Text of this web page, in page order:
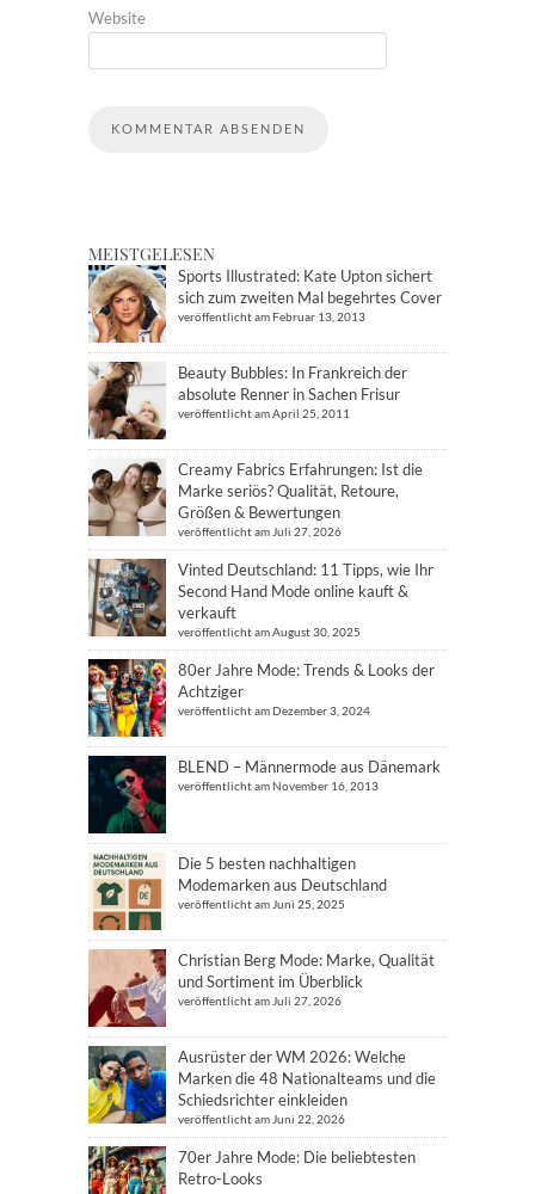
Website
MEISTGELESEN
Sports Illustrated: Kate Upton sichert
sich zum zweiten Mal begehrtes Cover
veröffentlicht am Februar 13, 2013
Beauty Bubbles: In Frankreich der
absolute Renner in Sachen Frisur
veröffentlicht am April 25, 2011
Creamy Fabrics Erfahrungen: Ist die
Marke seriös? Qualität, Retoure,
Größen & Bewertungen
veröffentlicht am Juli 27, 2026
Vinted Deutschland: 11 Tipps, wie Ihr
Second Hand Mode online kauft &
verkauft
veröffentlicht am August 30, 2025
80er Jahre Mode: Trends & Looks der
Achtziger
veröffentlicht am Dezember 3, 2024
BLEND – Männermode aus Dänemark
veröffentlicht am November 16, 2013
Die 5 besten nachhaltigen
Modemarken aus Deutschland
veröffentlicht am Juni 25, 2025
Christian Berg Mode: Marke, Qualität
und Sortiment im Überblick
veröffentlicht am Juli 27, 2026
Ausrüster der WM 2026: Welche
Marken die 48 Nationalteams und die
Schiedsrichter einkleiden
veröffentlicht am Juni 22, 2026
70er Jahre Mode: Die beliebtesten
Retro-Looks